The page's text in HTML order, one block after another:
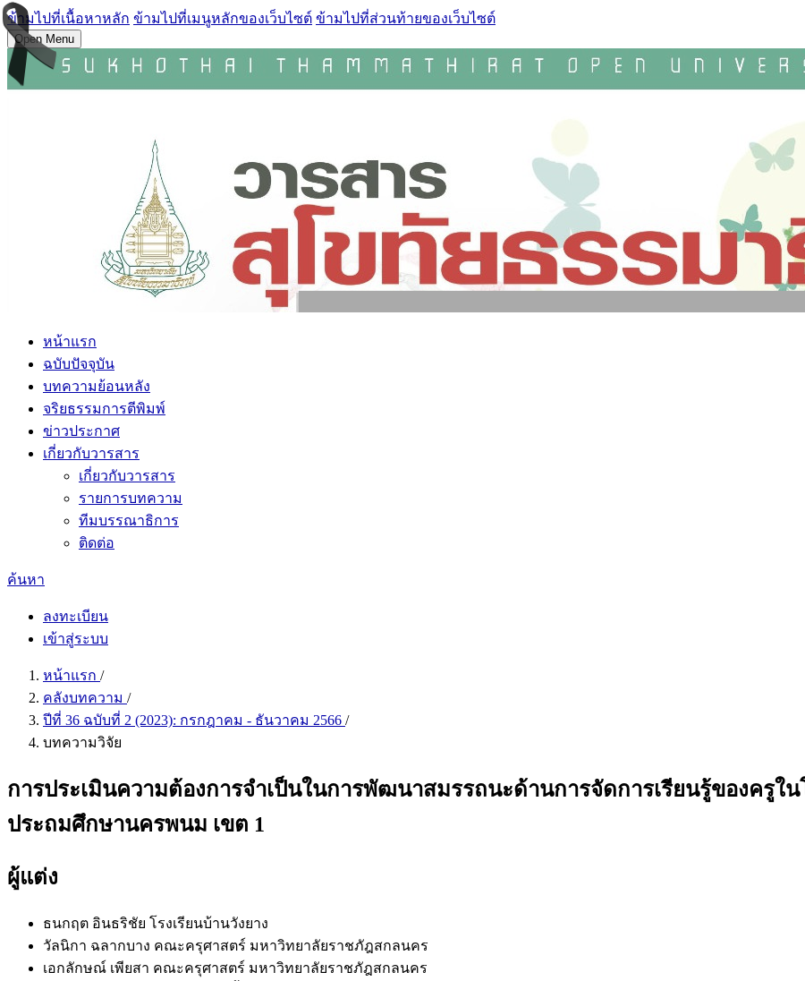
ข้ามไปที่เนื้อหาหลัก ข้ามไปที่เมนูหลักของเว็บไซต์ ข้ามไปที่ส่วนท้ายของเว็บไซต์
Open Menu
หน้าแรก
ฉบับปัจจุบัน
บทความย้อนหลัง
จริยธรรมการตีพิมพ์
ข่าวประกาศ
เกี่ยวกับวารสาร
เกี่ยวกับวารสาร
รายการบทความ
ทีมบรรณาธิการ
ติดต่อ
ค้นหา
ลงทะเบียน
เข้าสู่ระบบ
หน้าแรก /
คลังบทความ /
ปีที่ 36 ฉบับที่ 2 (2023): กรกฎาคม - ธันวาคม 2566 /
บทความวิจัย
การประเมินความต้องการจำเป็นในการพัฒนาสมรรถนะด้านการจัดการเรียนรู้ของครูใ
ประถมศึกษานครพนม เขต 1
ผู้แต่ง
ธนกฤต อินธริชัย โรงเรียนบ้านวังยาง
วัลนิกา ฉลากบาง คณะครุศาสตร์ มหาวิทยาลัยราชภัฎสกลนคร
เอกลักษณ์ เพียสา คณะครุศาสตร์ มหาวิทยาลัยราชภัฎสกลนคร